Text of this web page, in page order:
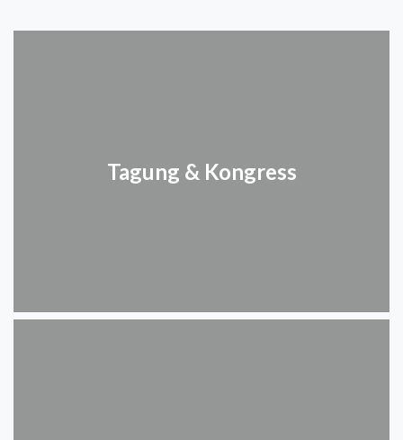
Tagung & Kongress